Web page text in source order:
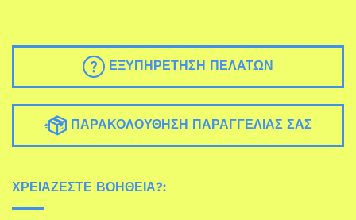
ΕΞΥΠΗΡΈΤΗΣΗ ΠΕΛΑΤΏΝ
ΠΑΡΑΚΟΛΟΎΘΗΣΗ ΠΑΡΑΓΓΕΛΊΑΣ ΣΑΣ
ΧΡΕΙΆΖΕΣΤΕ ΒΟΉΘΕΙΑ?: